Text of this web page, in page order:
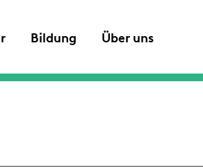
Bildung Über uns